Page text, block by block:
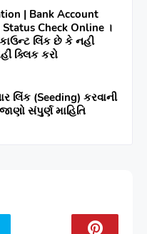
| Bank Account
Check Online ।
લિંક છે કે નહી
ક્લિક કરો
લિંક (Seeding) કરવાની
સંપુર્ણ માહિતિ